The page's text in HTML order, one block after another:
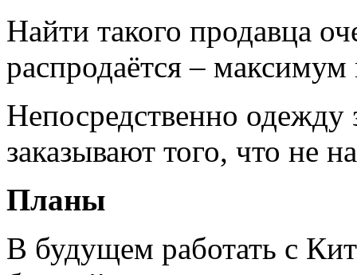
Найти такого продавца
распродаётся – максимум
Непосредственно одежду
заказывают того, что не
Планы
В будущем работать с